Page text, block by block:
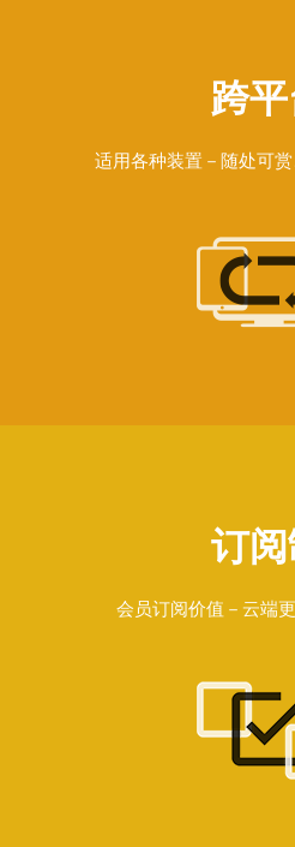
跨
适用各种装置－随处可赏
订阅
会员订阅价值－云端